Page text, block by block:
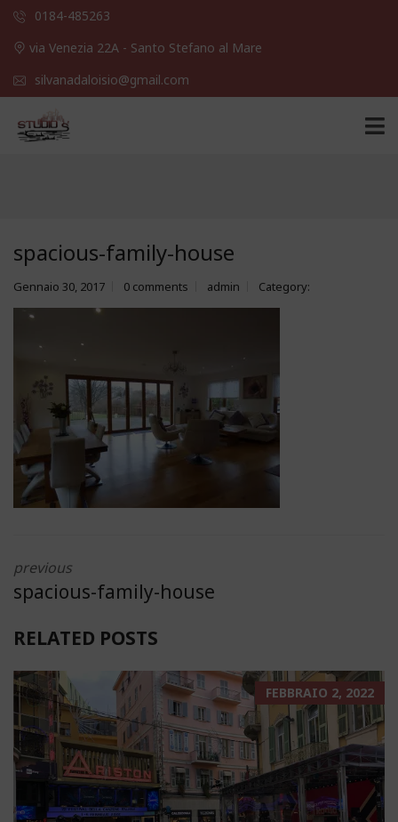
0184-485263
via Venezia 22A - Santo Stefano al Mare
silvanadaloisio@gmail.com
spacious-family-house
Gennaio 30, 2017 0 comments admin Category:
previous
spacious-family-house
RELATED POSTS
FEBBRAIO 2, 2022